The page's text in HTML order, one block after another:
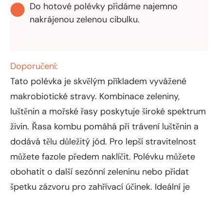
Do hotové polévky přidáme najemno
nakrájenou zelenou cibulku.
Doporučení:
Tato polévka je skvělým příkladem vyvážené
makrobiotické stravy. Kombinace zeleniny,
luštěnin a mořské řasy poskytuje široké spektrum
živin. Řasa kombu pomáhá při trávení luštěnin a
dodává tělu důležitý jód. Pro lepší stravitelnost
můžete fazole předem naklíčit. Polévku můžete
obohatit o další sezónní zeleninu nebo přidat
špetku zázvoru pro zahřívací účinek. Ideální je